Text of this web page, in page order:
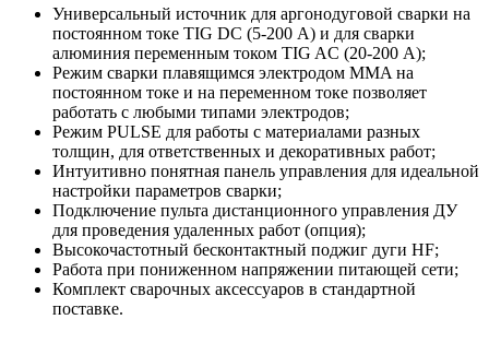
Универсальный источник для аргонодуговой сварки на
постоянном токе TIG DC (5-200 А) и для сварки
алюминия переменным током TIG AС (20-200 А);
Режим сварки плавящимся электродом MMA на
постоянном токе и на переменном токе позволяет
работать с любыми типами электродов;
Режим PULSE для работы с материалами разных
толщин, для ответственных и декоративных работ;
Интуитивно понятная панель управления для идеальной
настройки параметров сварки;
Подключение пульта дистанционного управления ДУ
для проведения удаленных работ (опция);
Высокочастотный бесконтактный поджиг дуги HF;
Работа при пониженном напряжении питающей сети;
Комплект сварочных аксессуаров в стандартной
поставке.